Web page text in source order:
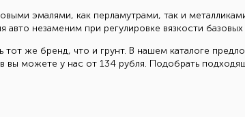
эмалями, как перламутрами, так и
незаменим при регулировке вязкости базовых
тот же бренд, что и грунт. В нашем каталоге
вы можете у нас от 134 рубля. Подобрать